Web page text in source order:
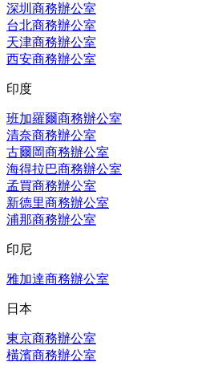
深圳商務辦公室
台北商務辦公室
天津商務辦公室
西安商務辦公室
印度
班加羅爾商務辦公室
清奈商務辦公室
古爾岡商務辦公室
海得拉巴商務辦公室
孟買商務辦公室
新德里商務辦公室
浦那商務辦公室
印尼
雅加達商務辦公室
日本
東京商務辦公室
橫濱商務辦公室